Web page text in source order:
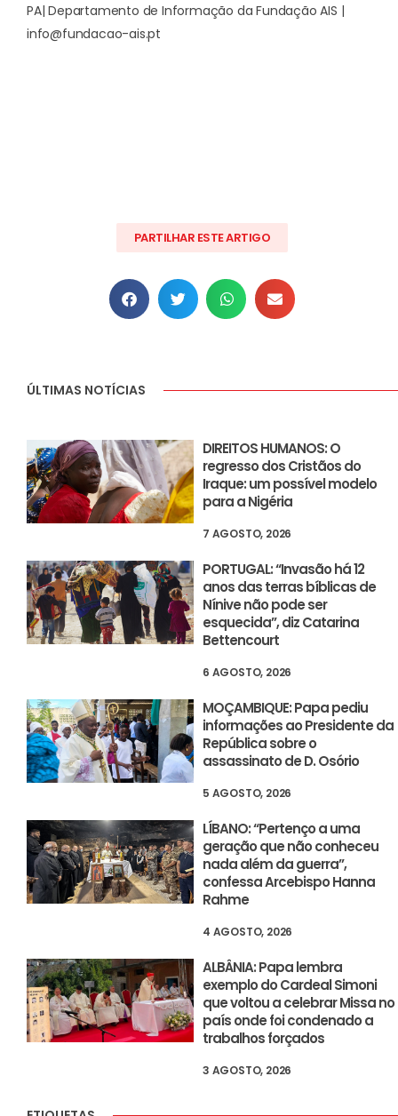
PA| Departamento de Informação da Fundação AIS |
info@fundacao-ais.pt
PARTILHAR ESTE ARTIGO
ÚLTIMAS NOTÍCIAS
DIREITOS HUMANOS: O
regresso dos Cristãos do
Iraque: um possível modelo
para a Nigéria
7 AGOSTO, 2026
PORTUGAL: “Invasão há 12
anos das terras bíblicas de
Nínive não pode ser
esquecida”, diz Catarina
Bettencourt
6 AGOSTO, 2026
MOÇAMBIQUE: Papa pediu
informações ao Presidente da
República sobre o
assassinato de D. Osório
5 AGOSTO, 2026
LÍBANO: “Pertenço a uma
geração que não conheceu
nada além da guerra”,
confessa Arcebispo Hanna
Rahme
4 AGOSTO, 2026
ALBÂNIA: Papa lembra
exemplo do Cardeal Simoni
que voltou a celebrar Missa no
país onde foi condenado a
trabalhos forçados
3 AGOSTO, 2026